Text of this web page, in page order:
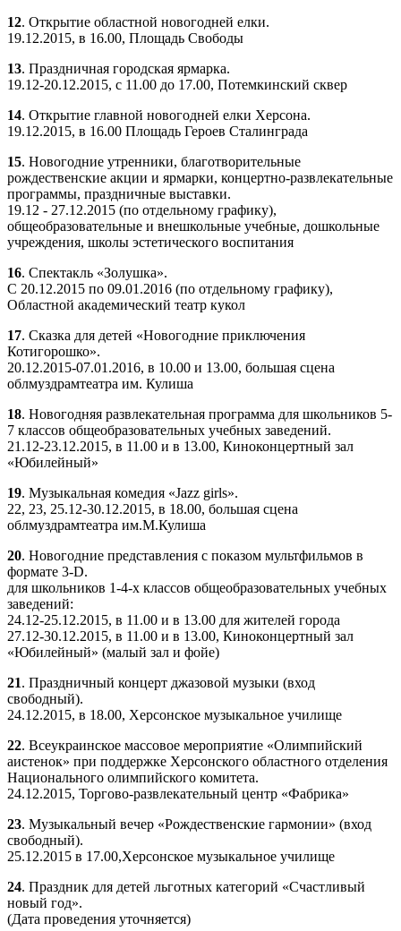
12. Открытие областной новогодней елки.
19.12.2015, в 16.00, Площадь Свободы
13. Праздничная городская ярмарка.
19.12-20.12.2015, с 11.00 до 17.00, Потемкинский сквер
14. Открытие главной новогодней елки Херсона.
19.12.2015, в 16.00 Площадь Героев Сталинграда
15. Новогодние утренники, благотворительные
рождественские акции и ярмарки, концертно-развлекательные
программы, праздничные выставки.
19.12 - 27.12.2015 (по отдельному графику),
общеобразовательные и внешкольные учебные, дошкольные
учреждения, школы эстетического воспитания
16. Спектакль «Золушка».
С 20.12.2015 по 09.01.2016 (по отдельному графику),
Областной академический театр кукол
17. Сказка для детей «Новогодние приключения
Котигорошко».
20.12.2015-07.01.2016, в 10.00 и 13.00, большая сцена
облмуздрамтеатра им. Кулиша
18. Новогодняя развлекательная программа для школьников 5-
7 классов общеобразовательных учебных заведений.
21.12-23.12.2015, в 11.00 и в 13.00, Киноконцертный зал
«Юбилейный»
19. Музыкальная комедия «Jazz girls».
22, 23, 25.12-30.12.2015, в 18.00, большая сцена
облмуздрамтеатра им.М.Кулиша
20. Новогодние представления с показом мультфильмов в
формате 3-D.
для школьников 1-4-х классов общеобразовательных учебных
заведений:
24.12-25.12.2015, в 11.00 и в 13.00 для жителей города
27.12-30.12.2015, в 11.00 и в 13.00, Киноконцертный зал
«Юбилейный» (малый зал и фойе)
21. Праздничный концерт джазовой музыки (вход
свободный).
24.12.2015, в 18.00, Херсонское музыкальное училище
22. Всеукраинское массовое мероприятие «Олимпийский
аистенок» при поддержке Херсонского областного отделения
Национального олимпийского комитета.
24.12.2015, Торгово-развлекательный центр «Фабрика»
23. Музыкальный вечер «Рождественские гармонии» (вход
свободный).
25.12.2015 в 17.00,Херсонское музыкальное училище
24. Праздник для детей льготных категорий «Счастливый
новый год».
(Дата проведения уточняется)